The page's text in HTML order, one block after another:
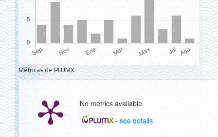
Métricas de PLUMX
No metrics available.
-see details